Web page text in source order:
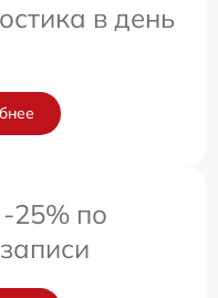
в день
25% по